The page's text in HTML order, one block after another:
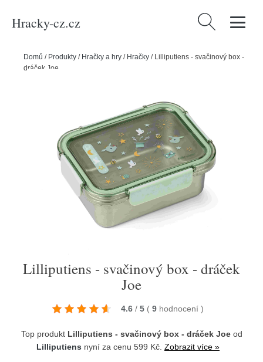
Hracky-cz.cz Vyhledávání
Domů / Produkty / Hračky a hry / Hračky / Lilliputiens - svačinový box -
dráček Joe
Lilliputiens - svačinový box - dráček
Joe
4.6 / 5 ( 9 hodnocení )
Top produkt Lilliputiens - svačinový box - dráček Joeod
Lilliputiens nyní za cenu 599 Kč. Zobrazit více »